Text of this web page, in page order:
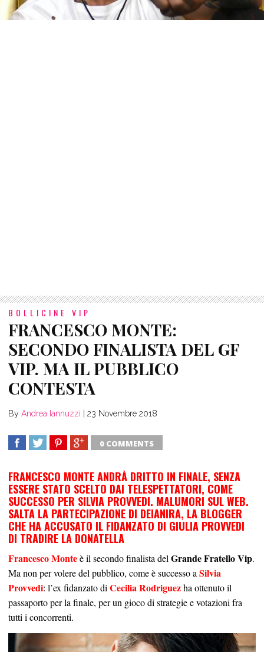
BOLLICINE VIP
FRANCESCO MONTE:
SECONDO FINALISTA DEL GF
VIP. MA IL PUBBLICO
CONTESTA
By Andrea Iannuzzi 23 Novembre 2018
0 COMMENTS
FRANCESCO MONTE ANDRÀ DRITTO IN FINALE, SENZA
ESSERE STATO SCELTO DAI TELESPETTATORI, COME
SUCCESSO PER SILVIA PROVVEDI. MALUMORI SUL WEB.
SALTA LA PARTECIPAZIONE DI DEIANIRA, LA BLOGGER
CHE HA ACCUSATO IL FIDANZATO DI GIULIA PROVVEDI
DI TRADIRE LA DONATELLA
Francesco Monteè il secondo finalista delGrande Fratello Vip.
Ma non per volere del pubblico, come è successo aSilvia
Provvedi: l’ex fidanzato diCecilia Rodriguezha ottenuto il
passaporto per la finale, per un gioco di strategie e votazioni fra
tutti i concorrenti.